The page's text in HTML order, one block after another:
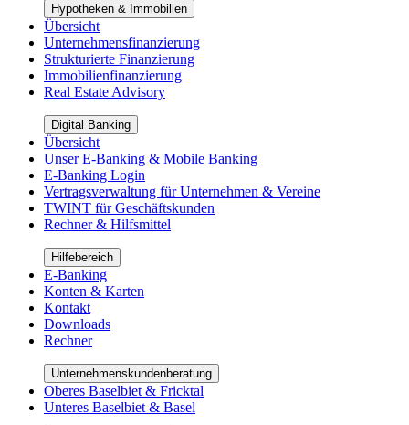
Hypotheken & Immobilien
Übersicht
Unternehmensfinanzierung
Strukturierte Finanzierung
Immobilienfinanzierung
Real Estate Advisory
Digital Banking
Übersicht
Unser E-Banking & Mobile Banking
E-Banking Login
Vertragsverwaltung für Unternehmen & Vereine
TWINT für Geschäftskunden
Rechner & Hilfsmittel
Hilfebereich
E-Banking
Konten & Karten
Kontakt
Downloads
Rechner
Unternehmenskundenberatung
Oberes Baselbiet & Fricktal
Unteres Baselbiet & Basel